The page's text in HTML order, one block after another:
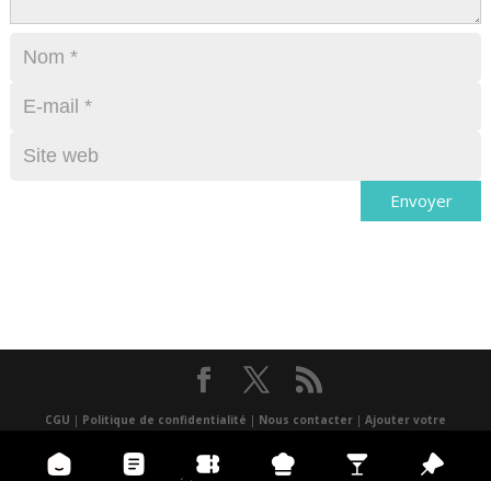
CGU | Politique de confidentialité | Nous contacter| Ajouter votre
événement
un lieu| Réalisé par Atlantis multimédia
Application